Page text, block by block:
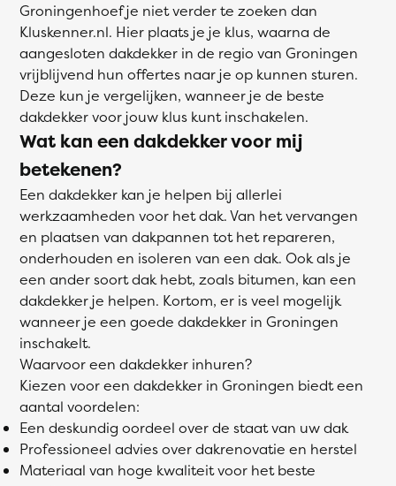
Groningenhoef je niet verder te zoeken dan
Kluskenner.nl. Hier plaats je je klus, waarna de
aangesloten dakdekker in de regio van Groningen
vrijblijvend hun offertes naar je op kunnen sturen.
Deze kun je vergelijken, wanneer je de beste
dakdekker voor jouw klus kunt inschakelen.
Wat kan een dakdekker voor mij
betekenen?
Een dakdekker kan je helpen bij allerlei
werkzaamheden voor het dak. Van het vervangen
en plaatsen van dakpannen tot het repareren,
onderhouden en isoleren van een dak. Ook als je
een ander soort dak hebt, zoals bitumen, kan een
dakdekker je helpen. Kortom, er is veel mogelijk
wanneer je een goede dakdekker in Groningen
inschakelt.
Waarvoor een dakdekker inhuren?
Kiezen voor een dakdekker in Groningen biedt een
aantal voordelen:
Een deskundig oordeel over de staat van uw dak
Professioneel advies over dakrenovatie en herstel
Materiaal van hoge kwaliteit voor het beste